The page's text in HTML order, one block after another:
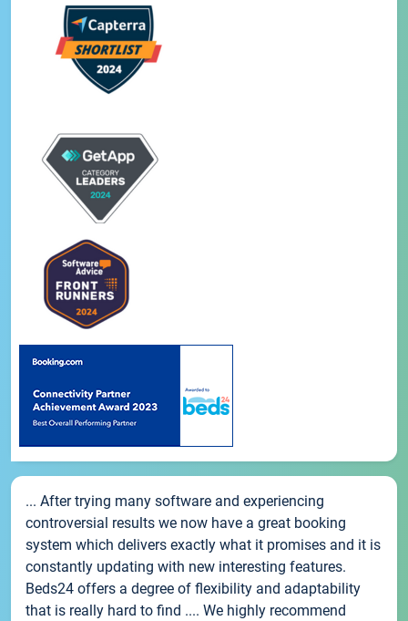
... After trying many software and experiencing
controversial results we now have a great booking
system which delivers exactly what it promises and it is
constantly updating with new interesting features.
Beds24 offers a degree of flexibility and adaptability
that is really hard to find .... We highly recommend